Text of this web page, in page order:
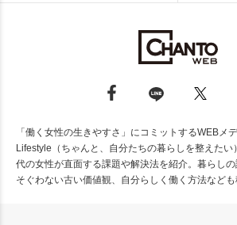
「働く女性の生きやすさ」にコミットするWEBメ
Lifestyle（ちゃんと、自分たちの暮らしを整えた
代の女性が直面する課題や解決法を紹介。暮らし
そぐわない古い価値観、自分らしく働く方法なども